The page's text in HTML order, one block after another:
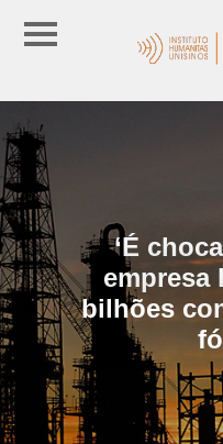
‘É
empresa
bilhões